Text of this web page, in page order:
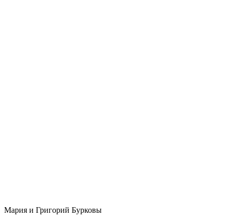
Мария и Григорий Бурковы